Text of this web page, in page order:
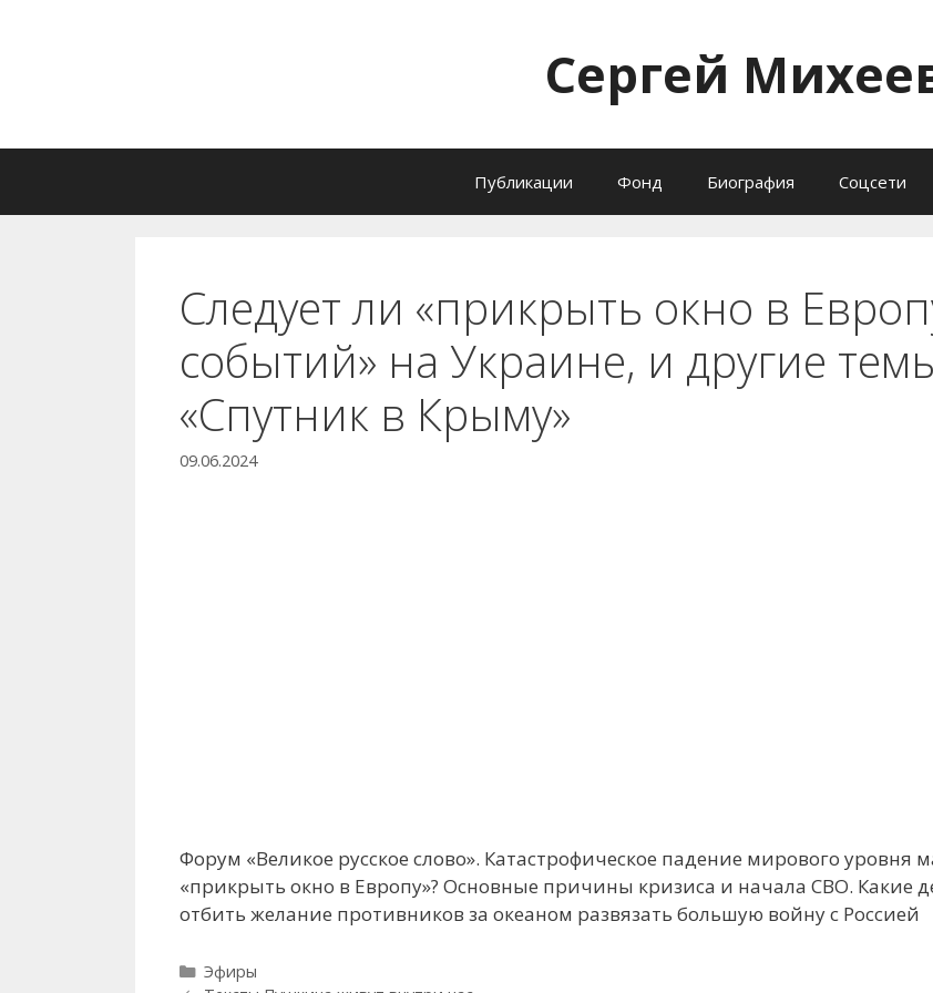
Сергей
Публикации Фонд Биография Соцсети
Следует ли «прикрыть окно в
событий» на Украине, и другие
«Спутник в Крыму»
09.06.2024
Форум «Великое русское слово». Катастрофическое падение мирового уровня
«прикрыть окно в Европу»? Основные причины кризиса и начала СВО. Какие
отбить желание противников за океаном развязать большую войну с Россией
Рубрики
Эфиры